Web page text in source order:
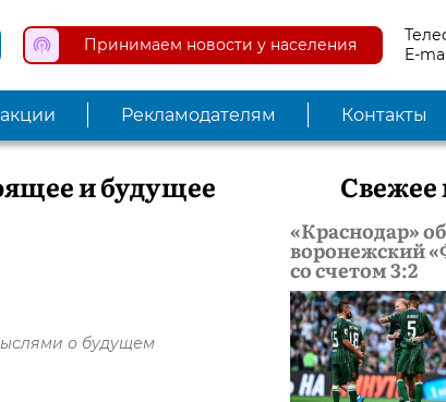
Принимаем новости у населения
E-
Рекламодателям Контакты
и будущее
о будущем
Свежее
«Краснодар»
воронежский
со счетом 3:2